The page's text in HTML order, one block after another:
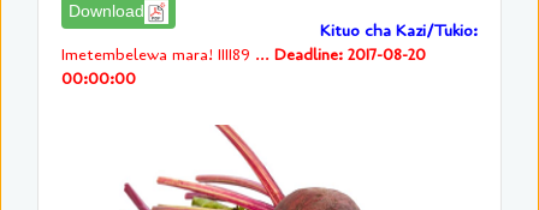
Download
Kituo cha Kazi/Tukio:
Imetembelewa mara! 111189 ... Deadline: 2017-08-20
00:00:00